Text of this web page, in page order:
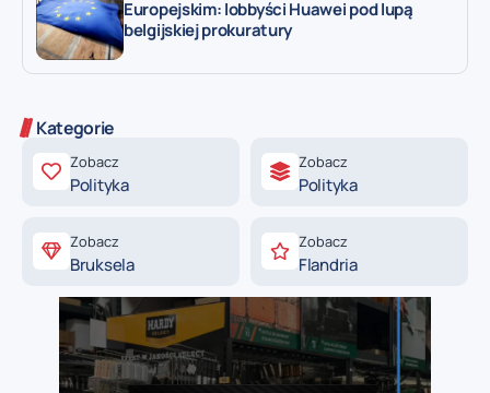
Europejskim: lobbyści Huawei pod lupą
belgijskiej prokuratury
Kategorie
Zobacz
Polityka
Zobacz
Polityka
Zobacz
Bruksela
Zobacz
Flandria